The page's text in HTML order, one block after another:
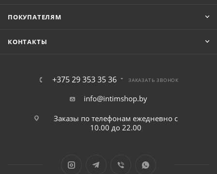
ПОКУПАТЕЛЯМ
КОНТАКТЫ
+375 29 353 35 36 ЗАКАЗАТЬ ЗВОНОК
info@intimshop.by
Заказы по телефонам ежедневно с
10.00 до 22.00